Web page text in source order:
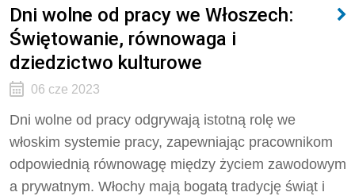
Dni wolne od pracy we Włoszech:
Świętowanie, równowaga i
dziedzictwo kulturowe
06 cze 2023
Dni wolne od pracy odgrywają istotną rolę we
włoskim systemie pracy, zapewniając pracownikom
odpowiednią równowagę między życiem zawodowym
a prywatnym. Włochy mają bogatą tradycję świąt i